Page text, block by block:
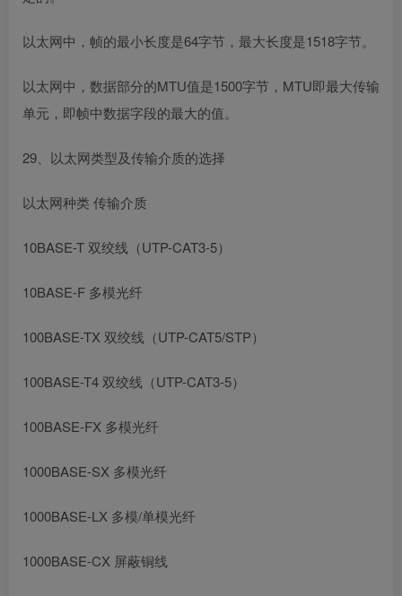
以太网中，帧的最小长度是64字节，最大长度是1518字节。
以太网中，数据部分的MTU值是1500字节，MTU即最大传输
单元，即帧中数据字段的最大的值。
29、以太网类型及传输介质的选择
以太网种类 传输介质
10BASE-T 双绞线（UTP-CAT3-5）
10BASE-F 多模光纤
100BASE-TX 双绞线（UTP-CAT5/STP）
100BASE-T4 双绞线（UTP-CAT3-5）
100BASE-FX 多模光纤
1000BASE-SX 多模光纤
1000BASE-LX 多模/单模光纤
1000BASE-CX 屏蔽铜线